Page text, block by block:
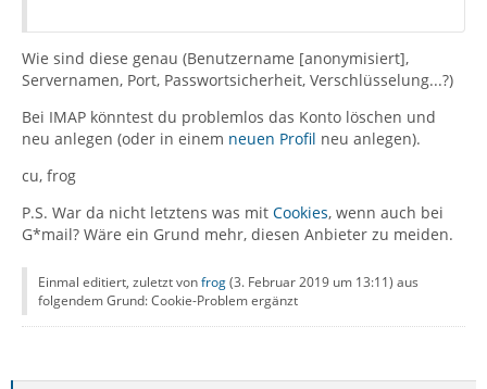
Wie sind diese genau (Benutzername [anonymisiert],
Servernamen, Port, Passwortsicherheit, Verschlüsselung...?)
Bei IMAP könntest du problemlos das Konto löschen und
neu anlegen (oder in einem neuen Profil neu anlegen).
cu, frog
P.S. War da nicht letztens was mit Cookies, wenn auch bei
G*mail? Wäre ein Grund mehr, diesen Anbieter zu meiden.
Einmal editiert, zuletzt vonfrog(3. Februar 2019 um 13:11) aus
folgendem Grund: Cookie-Problem ergänzt